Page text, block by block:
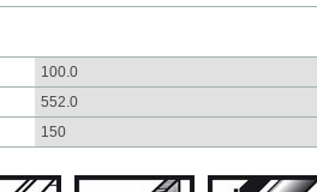
100.0
552.0
150